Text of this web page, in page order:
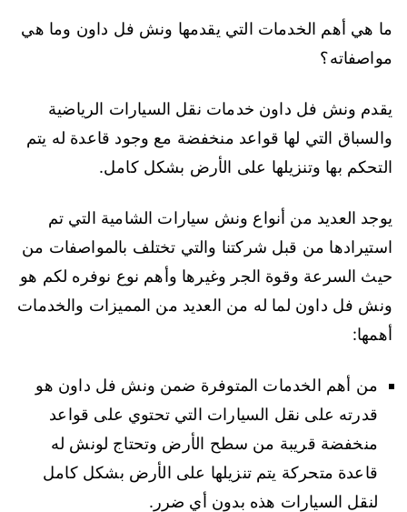
ما هي أهم الخدمات التي يقدمها ونش فل داون وما هي
مواصفاته؟
يقدم ونش فل داون خدمات نقل السيارات الرياضية
والسباق التي لها قواعد منخفضة مع وجود قاعدة له يتم
التحكم بها وتنزيلها على الأرض بشكل كامل.
يوجد العديد من أنواع ونش سيارات الشامية التي تم
استيرادها من قبل شركتنا والتي تختلف بالمواصفات من
حيث السرعة وقوة الجر وغيرها وأهم نوع نوفره لكم هو
ونش فل داون لما له من العديد من المميزات والخدمات
أهمها:
من أهم الخدمات المتوفرة ضمن ونش فل داون هو
قدرته على نقل السيارات التي تحتوي على قواعد
منخفضة قريبة من سطح الأرض وتحتاج لونش له
قاعدة متحركة يتم تنزيلها على الأرض بشكل كامل
لنقل السيارات هذه بدون أي ضرر.